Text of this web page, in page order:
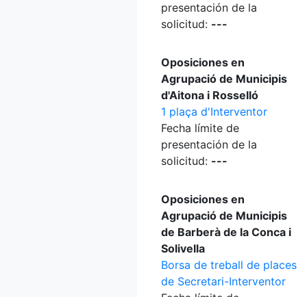
presentación de la
solicitud: ---
Oposiciones en
Agrupació de Municipis
d'Aitona i Rosselló
1 plaça d'Interventor
Fecha límite de
presentación de la
solicitud: ---
Oposiciones en
Agrupació de Municipis
de Barberà de la Conca i
Solivella
Borsa de treball de places
de Secretari-Interventor